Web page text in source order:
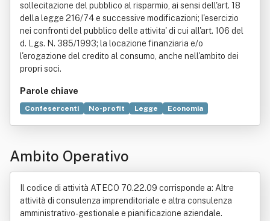
sollecitazione del pubblico al risparmio, ai sensi dell'art. 18
della legge 216/74 e successive modificazioni; l'esercizio
nei confronti del pubblico delle attivita' di cui all'art. 106 del
d. Lgs. N. 385/1993; la locazione finanziaria e/o
l'erogazione del credito al consumo, anche nell'ambito dei
propri soci.
Parole chiave
Confesercenti No-profit Legge
Economia
Innovazione tecnologica (economia)
Ambito Operativo
Il codice di attività ATECO 70.22.09 corrisponde a: Altre
attività di consulenza imprenditoriale e altra consulenza
amministrativo-gestionale e pianificazione aziendale.